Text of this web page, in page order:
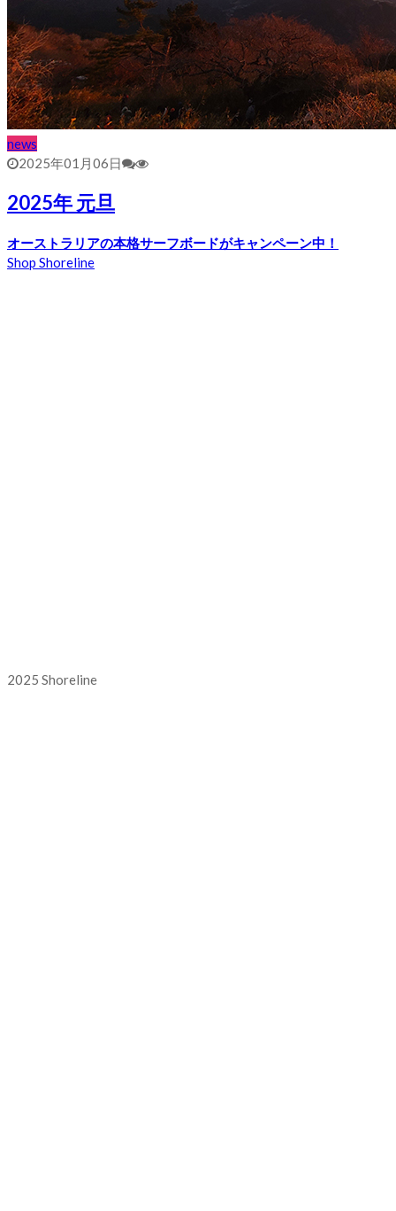
news
2025年01月06日
2025年 元旦
オーストラリアの本格サーフボードがキャンペーン中！
Shop Shoreline
2025 Shoreline